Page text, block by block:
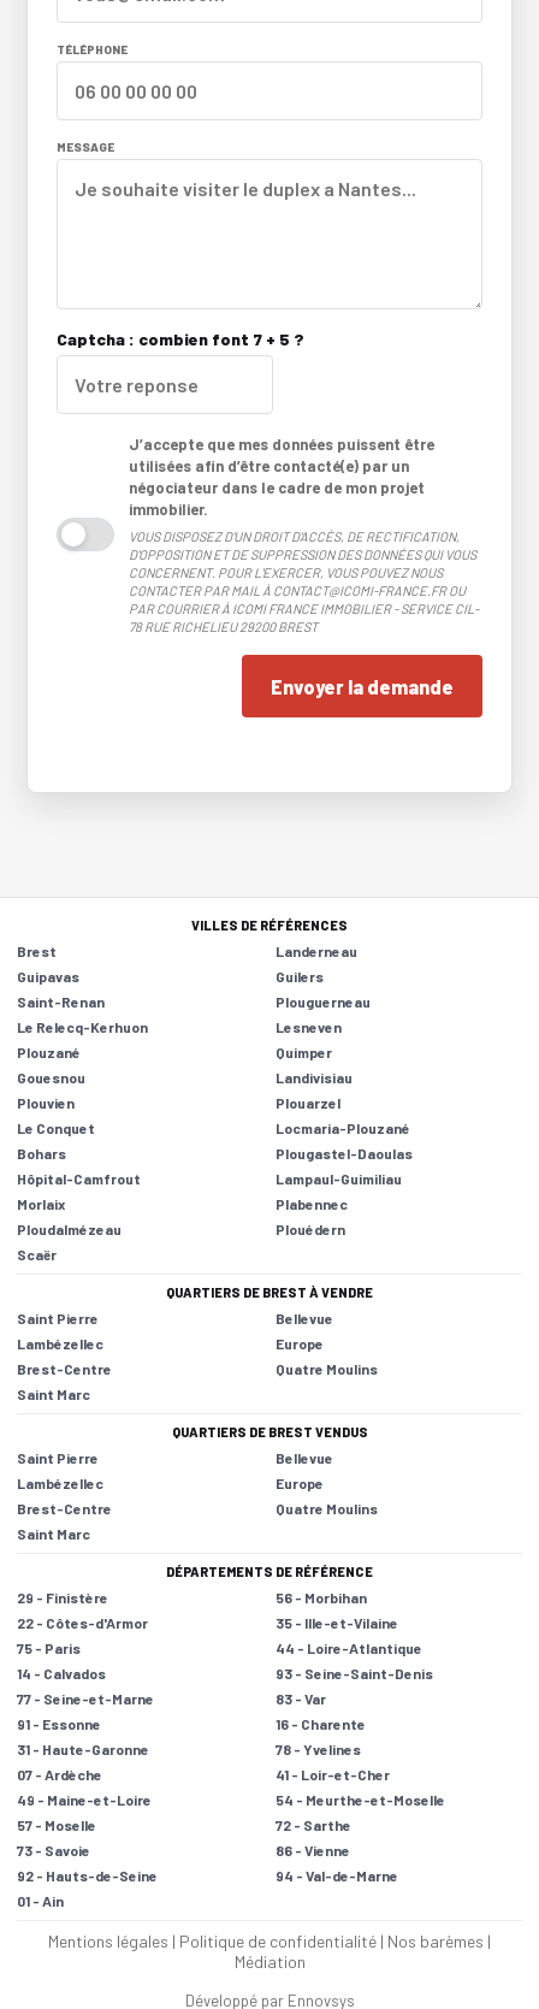
TÉLÉPHONE
MESSAGE
Captcha : combien font 7 + 5 ?
J’accepte que mes données puissent être
utilisées afin d’être contacté(e) par un
négociateur dans le cadre de mon projet
immobilier.
VOUS DISPOSEZ D'UN DROIT D'ACCÈS, DE RECTIFICATION,
D'OPPOSITION ET DE SUPPRESSION DES DONNÉES QUI VOUS
CONCERNENT. POUR L'EXERCER, VOUS POUVEZ NOUS
CONTACTER PAR MAIL À CONTACT@ICOMI-FRANCE.FR OU
PAR COURRIER À ICOMI FRANCE IMMOBILIER - SERVICE CIL-
78 RUE RICHELIEU 29200 BREST
Envoyer la demande
VILLES DE RÉFÉRENCES
Brest
Landerneau
Guipavas
Guilers
Saint-Renan
Plouguerneau
Le Relecq-Kerhuon
Lesneven
Plouzané
Quimper
Gouesnou
Landivisiau
Plouvien
Plouarzel
Le Conquet
Locmaria-Plouzané
Bohars
Plougastel-Daoulas
Hôpital-Camfrout
Lampaul-Guimiliau
Morlaix
Plabennec
Ploudalmézeau
Plouédern
Scaër
QUARTIERS DE BREST À VENDRE
Saint Pierre
Bellevue
Lambézellec
Europe
Brest-Centre
Quatre Moulins
Saint Marc
QUARTIERS DE BREST VENDUS
Saint Pierre
Bellevue
Lambézellec
Europe
Brest-Centre
Quatre Moulins
Saint Marc
DÉPARTEMENTS DE RÉFÉRENCE
29 - Finistère
56 - Morbihan
22 - Côtes-d'Armor
35 - Ille-et-Vilaine
75 - Paris
44 - Loire-Atlantique
14 - Calvados
93 - Seine-Saint-Denis
77 - Seine-et-Marne
83 - Var
91 - Essonne
16 - Charente
31 - Haute-Garonne
78 - Yvelines
07 - Ardèche
41 - Loir-et-Cher
49 - Maine-et-Loire
54 - Meurthe-et-Moselle
57 - Moselle
72 - Sarthe
73 - Savoie
86 - Vienne
92 - Hauts-de-Seine
94 - Val-de-Marne
01 - Ain
Mentions légales | Politique de confidentialité | Nos barèmes |
Médiation
Développé par Ennovsys